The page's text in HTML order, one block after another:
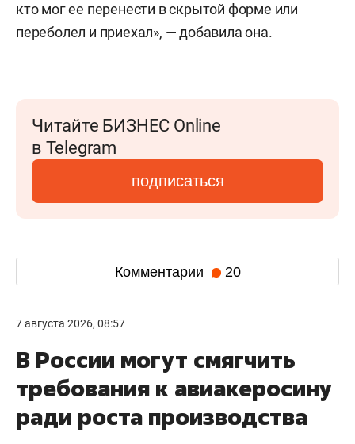
кто мог ее перенести в скрытой форме или
переболел и приехал», — добавила она.
Читайте БИЗНЕС Online
в Telegram
подписаться
Комментарии 20
7 августа 2026, 08:57
В России могут смягчить
требования к авиакеросину
ради роста производства